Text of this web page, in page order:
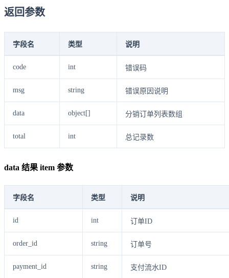
返回参数
字段名 类型 说明
code int 错误码
msg string 错误原因说明
data object[] 分销订单列表数组
total int 总记录数
data 结果 item 参数
字段名 类型 说明
id int 订单ID
order_id string 订单号
payment_id string 支付流水ID